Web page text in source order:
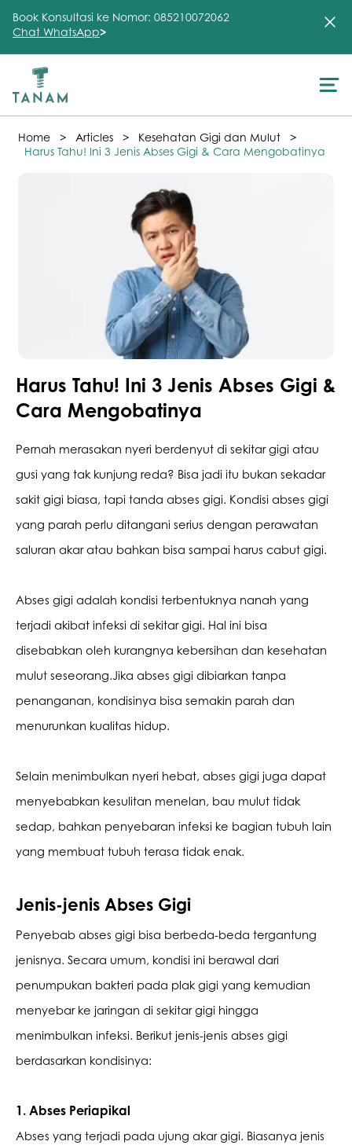
About Us
Treatment
Promo &
Deals
Book Konsultasi ke Nomor: 085210072062
Chat WhatsApp>
Home > Articles > Kesehatan Gigi dan Mulut
>
Harus Tahu! Ini 3 Jenis Abses Gigi & Cara Mengobatinya
Harus Tahu! Ini 3 Jenis Abses Gigi &
Cara Mengobatinya
Pernah merasakan nyeri berdenyut di sekitar gigi atau
gusi yang tak kunjung reda? Bisa jadi itu bukan sekadar
sakit gigi biasa, tapi tanda abses gigi. Kondisi abses gigi
yang parah perlu ditangani serius dengan perawatan
saluran akar atau bahkan bisa sampai harus cabut gigi.
Abses gigi adalah kondisi terbentuknya nanah yang
terjadi akibat infeksi di sekitar gigi. Hal ini bisa
disebabkan oleh kurangnya kebersihan dan kesehatan
mulut seseorang.Jika abses gigi dibiarkan tanpa
penanganan, kondisinya bisa semakin parah dan
menurunkan kualitas hidup.
Selain menimbulkan nyeri hebat, abses gigi juga dapat
menyebabkan kesulitan menelan, bau mulut tidak
sedap, bahkan penyebaran infeksi ke bagian tubuh lain
yang membuat tubuh terasa tidak enak.
Jenis-jenis Abses Gigi
Penyebab abses gigi bisa berbeda-beda tergantung
jenisnya. Secara umum, kondisi ini berawal dari
penumpukan bakteri pada plak gigi yang kemudian
menyebar ke jaringan di sekitar gigi hingga
menimbulkan infeksi. Berikut jenis-jenis abses gigi
berdasarkan kondisinya:
1. Abses Periapikal
Abses yang terjadi pada ujung akar gigi. Biasanya jenis